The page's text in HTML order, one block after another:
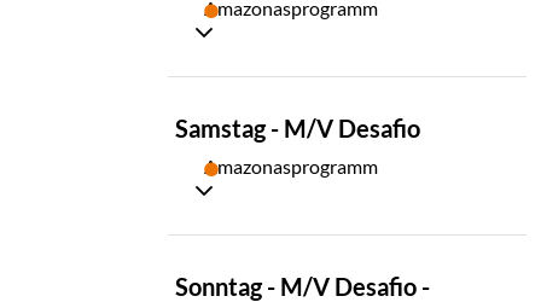
Amazonasprogramm
Samstag - M/V Desafio
Amazonasprogramm
Sonntag - M/V Desafio -